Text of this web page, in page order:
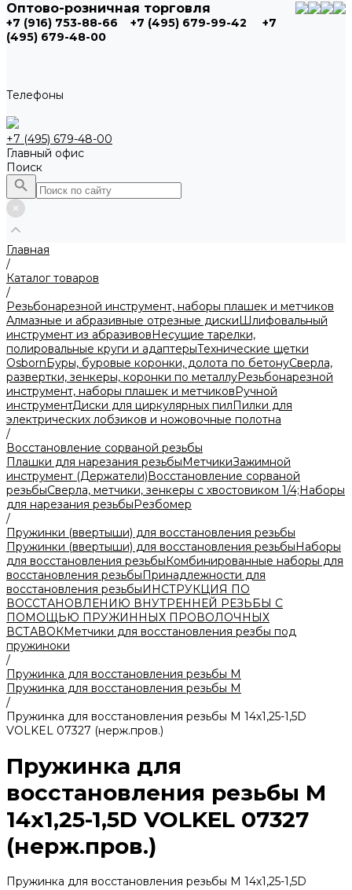
Оптово-розничная торговля
+7 (916) 753-88-66 +7 (495) 679-99-42
+7
(495) 679-48-00
Телефоны
+7 (495) 679-48-00
Главный офис
Поиск
Главная
/
Каталог товаров
/
Резьбонарезной инструмент, наборы плашек и метчиков
Алмазные и абразивные отрезные дискиШлифовальный
инструмент из абразивовНесущие тарелки,
полировальные круги и адаптерыТехнические щетки
OsbornБуры, буровые коронки, долота по бетонуСверла,
развертки, зенкеры, коронки по металлуРезьбонарезной
инструмент, наборы плашек и метчиковРучной
инструментДиски для циркулярных пилПилки для
электрических лобзиков и ножовочные полотна
/
Восстановление сорваной резьбы
Плашки для нарезания резьбыМетчикиЗажимной
инструмент (Держатели)Восстановление сорваной
резьбыСверла, метчики, зенкеры с хвостовиком 1/4;Наборы
для нарезания резьбыРезбомер
/
Пружинки (ввертыши) для восстановления резьбы
Пружинки (ввертыши) для восстановления резьбыНаборы
для восстановления резьбыКомбинированные наборы для
восстановления резьбыПринадлежности для
восстановления резьбыИНСТРУКЦИЯ ПО
ВОССТАНОВЛЕНИЮ ВНУТРЕННЕЙ РЕЗЬБЫ С
ПОМОЩЬЮ ПРУЖИННЫХ ПРОВОЛОЧНЫХ
ВСТАВОКМетчики для восстановления резбы под
пружиноки
/
Пружинка для восстановления резьбы M
Пружинка для восстановления резьбы M
/
Пружинка для восстановления резьбы M 14х1,25-1,5D
VOLKEL 07327 (нерж.пров.)
Пружинка для
восстановления резьбы M
14х1,25-1,5D VOLKEL 07327
(нерж.пров.)
Пружинка для восстановления резьбы M 14х1,25-1,5D